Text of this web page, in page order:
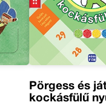
Pörgess és
kockásfülű